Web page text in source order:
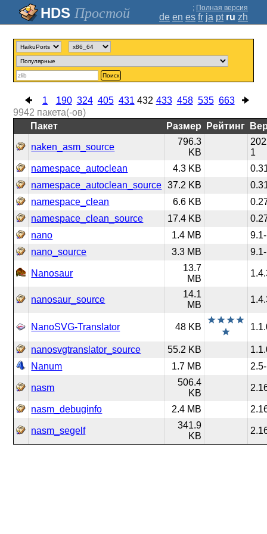
Простой ; Полная версия
de en es fr ja pt ru zh
Поиск
1 190 324 405 431 432 433 458 535 663
9942 пакета(-ов)
Пакет
Размер Рейтинг
naken_asm_source
796.3
KB
1
namespace_autoclean
4.3 KB
namespace_autoclean_source
37.2 KB
namespace_clean
6.6 KB
namespace_clean_source
17.4 KB
nano
1.4 MB
nano_source
3.3 MB
Nanosaur
13.7
MB
nanosaur_source
14.1
MB
NanoSVG-Translator 48 KB
nanosvgtranslator_source 55.2 KB
Nanum
1.7 MB
nasm
506.4
KB
nasm_debuginfo 2.4 MB
nasm_segelf
341.9
KB